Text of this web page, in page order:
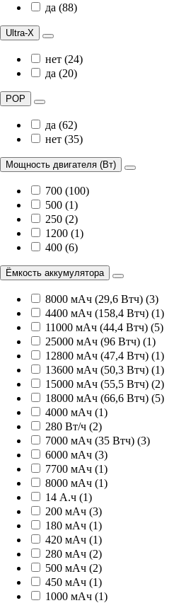
да (88)
Ultra-X
нет (24)
да (20)
POP
да (62)
нет (35)
Мощность двигателя (Вт)
700 (100)
500 (1)
250 (2)
1200 (1)
400 (6)
Ёмкость аккумулятора
8000 мАч (29,6 Втч) (3)
4400 мАч (158,4 Втч) (1)
11000 мАч (44,4 Втч) (5)
25000 мАч (96 Втч) (1)
12800 мАч (47,4 Втч) (1)
13600 мАч (50,3 Втч) (1)
15000 мАч (55,5 Втч) (2)
18000 мАч (66,6 Втч) (5)
4000 мАч (1)
280 Вт/ч (2)
7000 мАч (35 Втч) (3)
6000 мАч (3)
7700 мАч (1)
8000 мАч (1)
14 А.ч (1)
200 мАч (3)
180 мАч (1)
420 мАч (1)
280 мАч (2)
500 мАч (2)
450 мАч (1)
1000 мАч (1)